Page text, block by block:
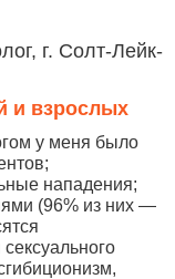
г. Солт-Лейк-
и взрослых
у меня было
нападения;
(96% из них —